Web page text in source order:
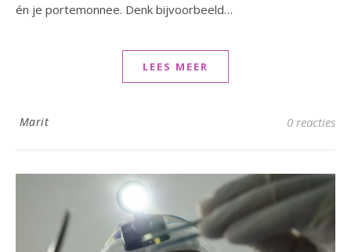
én je portemonnee. Denk bijvoorbeeld…
LEES MEER
Marit 0 reacties